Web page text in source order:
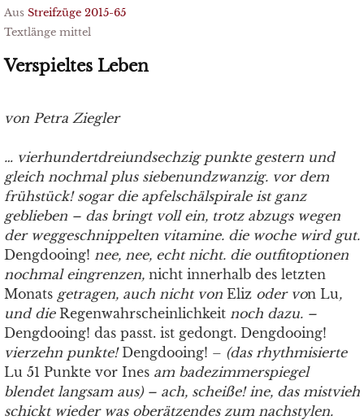
Aus Streifzüge 2015-65
Textlänge mittel
Verspieltes Leben
von Petra Ziegler
… vierhundertdreiundsechzig punkte gestern und
gleich nochmal plus siebenundzwanzig. vor dem
frühstück! sogar die apfelschälspirale ist ganz
geblieben – das bringt voll ein, trotz abzugs wegen
der weggeschnippelten vitamine. die woche wird gut.
Dengdooing! nee, nee, echt nicht. die outfitoptionen
nochmal eingrenzen, nicht innerhalb des letzten
Monats getragen, auch nicht von Eliz oder von Lu,
und dieRegenwahrscheinlichkeit noch dazu. –
Dengdooing! das passt. ist gedongt. Dengdooing!
vierzehn punkte!Dengdooing! – (das rhythmisierte
Lu 51 Punkte vor Ines am badezimmerspiegel
blendet langsam aus) – ach, scheiße! ine, das mistvieh
schickt wieder was oberätzendes zum nachstylen.